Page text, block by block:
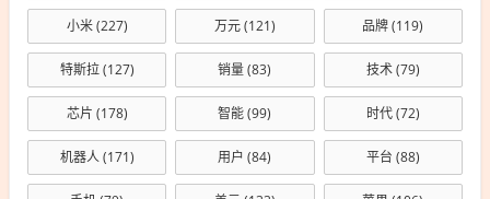
小米(227) 万元(121) 品牌(119)
特斯拉(127) 销量(83) 技术(79)
芯片 (178) 智能(99) 时代(72)
机器人(171) 用户 (84) 平台 (88)